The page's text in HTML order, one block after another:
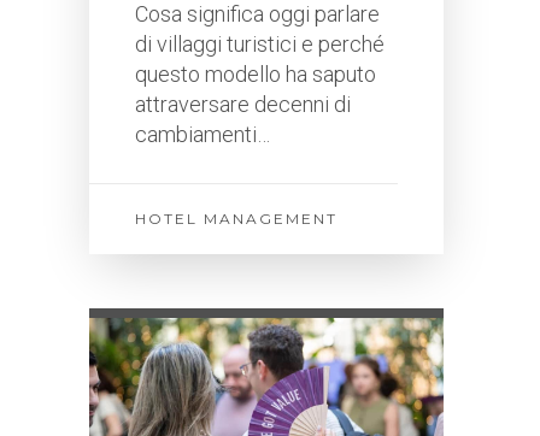
Cosa significa oggi parlare
di villaggi turistici e perché
questo modello ha saputo
attraversare decenni di
cambiamenti…
HOTEL MANAGEMENT